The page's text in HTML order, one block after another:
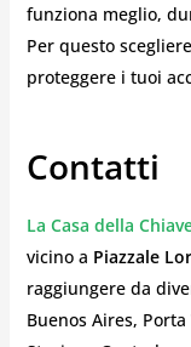
funziona meglio,
Per questo
proteggere i tuoi
Contatti
La Casa della
vicino a Piazzale
raggiungere da
Buenos Aires,